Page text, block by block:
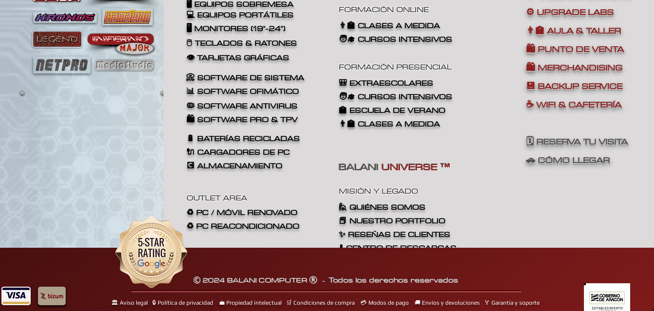
🖥️EQUIPOS SOBREMESA
💻 EQUIPOS PORTÁTILES
🖥️ MONITORES (19"-24")
🖱️ TECLADOS & RATONES
👁️ TARJETAS GRÁFICAS
📀 SOFTWARE DE SISTEMA
📊 SOFTWARE OFIMÁTICO
🦠 SOFTWARE ANTIVIRUS
🛍️ SOFTWARE PRO & TPV
🔋 BATERÍAS RECICLADAS
🔌 CARGADORES DE PC
💽 ALMACENAMIENTO
OUTLET AREA
♻️ PC / MÓVIL RENOVADO
♻️ PC REACONDICIONADO
FORMACIÓN ONLINE
👨‍🏫 CLASES A MEDIDA
🧑‍🎓 CURSOS INTENSIVOS
FORMACIÓN PRESENCIAL
🎒EXTRAESCOLARES
🧑‍🎓 CURSOS INTENSIVOS
🏫 ESCUELA DE VERANO
👨‍🏫CLASES A MEDIDA
BALANI UNIVERSE ™
MISIÓN Y LEGADO
🙋 QUIÉNES SOMOS
📕 NUESTRO PORTFOLIO
✨ RESEÑAS DE CLIENTES
⬇️ CENTRO DE DESCARGAS
⚙️ UPGRADE LABS
👨‍🏫 AULA & TALLER
🛍️ PUNTO DE VENTA
🛍️ MERCHANDISING
💾 BACKUP SERVICE
☕ WIFI & CAFETERÍA
🗓️ RESERVA TU VISITA
🚗 CÓMO LLEGAR
©2024 BALANI COMPUTER ® -Todos los derechos reservados
____________________________________________________________________________________________________
🏛️ Aviso legal 🔒 Política de privacidad 💼 Propiedad intelectual 🛒 Condiciones de compra 💳 Modos de pago 🚚 Envíos y devoluciones 🏅 Garantía y soporte